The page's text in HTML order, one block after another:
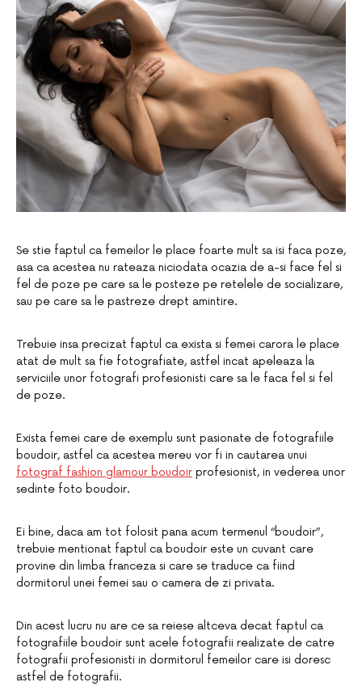
Se stie faptul ca femeilor le place foarte mult sa isi faca poze,
asa ca acestea nu rateaza niciodata ocazia de a-si face fel si
fel de poze pe care sa le posteze pe retelele de socializare,
sau pe care sa le pastreze drept amintire.
Trebuie insa precizat faptul ca exista si femei carora le place
atat de mult sa fie fotografiate, astfel incat apeleaza la
serviciile unor fotografi profesionisti care sa le faca fel si fel
de poze.
Exista femei care de exemplu sunt pasionate de fotografiile
boudoir, astfel ca acestea mereu vor fi in cautarea unui
fotograf fashion glamour boudoir profesionist, in vederea unor
sedinte foto boudoir.
Ei bine, daca am tot folosit pana acum termenul “boudoir”,
trebuie mentionat faptul ca boudoir este un cuvant care
provine din limba franceza si care se traduce ca fiind
dormitorul unei femei sau o camera de zi privata.
Din acest lucru nu are ce sa reiese altceva decat faptul ca
fotografiile boudoir sunt acele fotografii realizate de catre
fotografii profesionisti in dormitorul femeilor care isi doresc
astfel de fotografii.